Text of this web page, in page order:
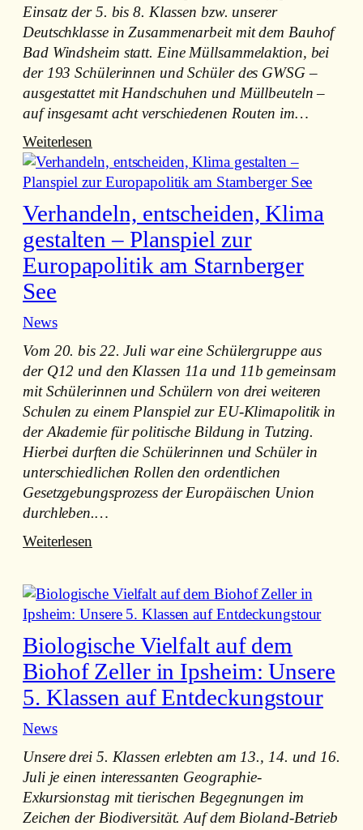
Einsatz der 5. bis 8. Klassen bzw. unserer
Deutschklasse in Zusammenarbeit mit dem Bauhof
Bad Windsheim statt. Eine Müllsammelaktion, bei
der 193 Schülerinnen und Schüler des GWSG –
ausgestattet mit Handschuhen und Müllbeuteln –
auf insgesamt acht verschiedenen Routen im…
Weiterlesen:
W
a
s
f
ü
r
’
l
–
„
R
m
d
m
i
m
t
d
g
Verhandeln, entscheiden, Klima
gestalten – Planspiel zur
Europapolitik am Starnberger
See
News
Vom 20. bis 22. Juli war eine Schülergruppe aus
der Q12 und den Klassen 11a und 11b gemeinsam
mit Schülerinnen und Schülern von drei weiteren
Schulen zu einem Planspiel zur EU-Klimapolitik in
der Akademie für politische Bildung in Tutzing.
Hierbei durften die Schülerinnen und Schüler in
unterschiedlichen Rollen den ordentlichen
Gesetzgebungsprozess der Europäischen Union
durchleben.…
Weiterlesen:
r
h
a
n
d
e
,
e
n
t
Biologische Vielfalt auf dem
Biohof Zeller in Ipsheim: Unsere
5. Klassen auf Entdeckungstour
News
Unsere drei 5. Klassen erlebten am 13., 14. und 16.
Juli je einen interessanten Geographie-
Exkursionstag mit tierischen Begegnungen im
Zeichen der Biodiversität. Auf dem Bioland-Betrieb